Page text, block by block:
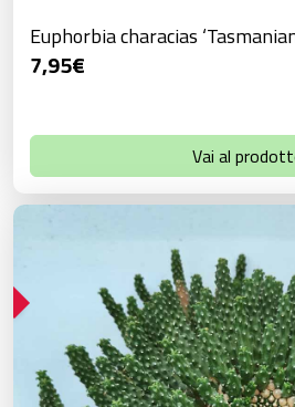
Euphorbia characias
7,95€
Vai al